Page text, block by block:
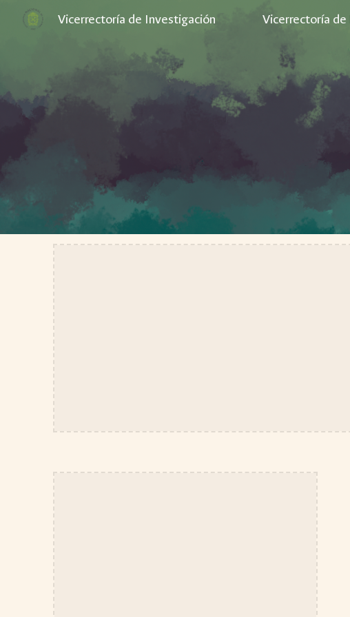
Skip to
Vicerrectoría de Investigación Vicerrectoría